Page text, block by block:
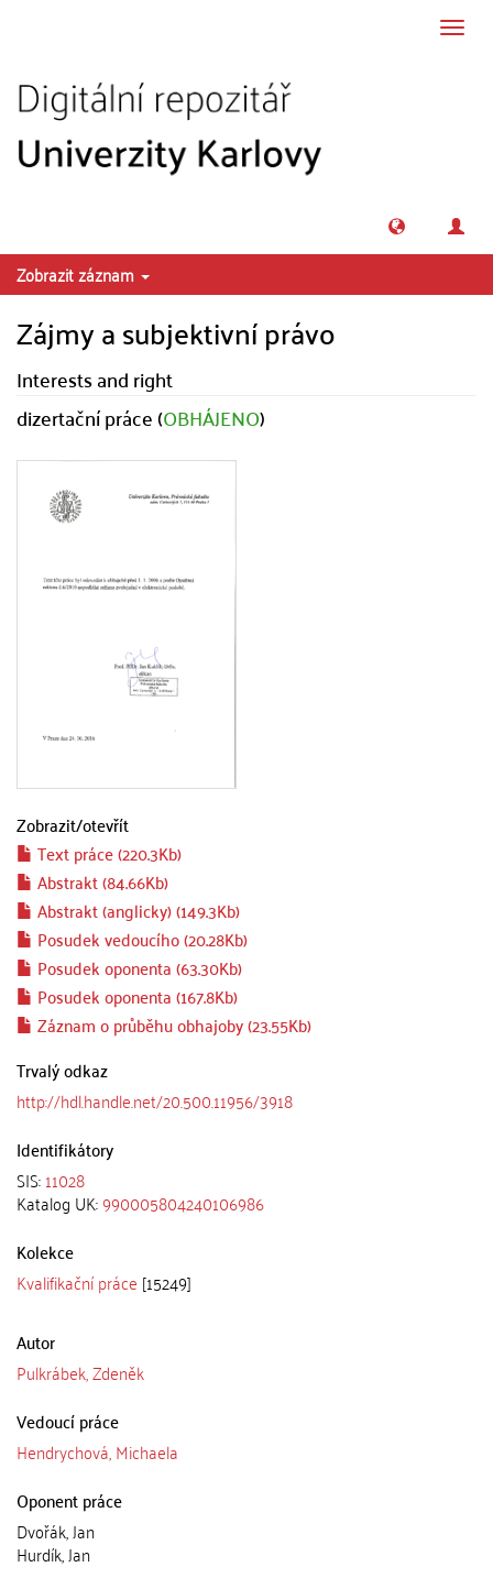
Zobrazit záznam
Zájmy a subjektivní právo
Interests and right
dizertační práce (OBHÁJENO)
Zobrazit/otevřít
Text práce (220.3Kb)
Abstrakt (84.66Kb)
Abstrakt (anglicky) (149.3Kb)
Posudek vedoucího (20.28Kb)
Posudek oponenta (63.30Kb)
Posudek oponenta (167.8Kb)
Záznam o průběhu obhajoby (23.55Kb)
Trvalý odkaz
http://hdl.handle.net/20.500.11956/3918
Identifikátory
SIS:11028
Katalog UK:990005804240106986
Kolekce
Kvalifikační práce [15249]
Autor
Pulkrábek, Zdeněk
Vedoucí práce
Hendrychová, Michaela
Oponent práce
Dvořák, Jan
Hurdík, Jan